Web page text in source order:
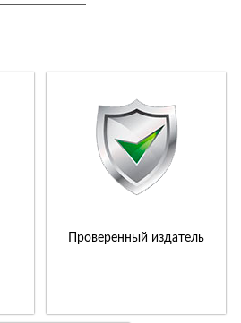
Проверенный издатель